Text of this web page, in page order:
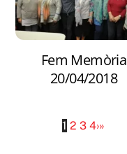
Fem Memòria
20/04/2018
1 2 3 4›»